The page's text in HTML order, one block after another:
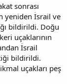
sonrası
yeniden İsrail ve
bildirildi. Doğu
uçaklarının
İsrail
bildirildi.
uçakları peş